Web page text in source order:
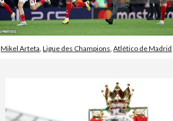
Mikel Arteta ,Ligue des Champions ,Atlético de Madrid